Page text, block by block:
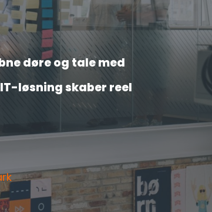
døre og tale med
løsning skaber reel